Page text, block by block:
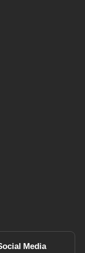
Media